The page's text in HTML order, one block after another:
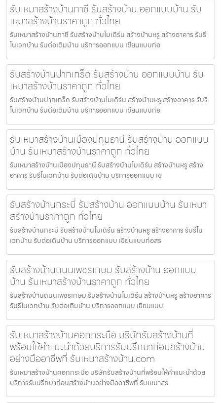
รับเหมาสร้างบ้านภาชี รับสร้างบ้าน ออกแบบบ้าน รับ
เหมาสร้างบ้านราคาถูก ทั่วไทย
รับเหมาสร้างบ้านภาชี รับสร้างบ้านโมเดิร์น สร้างบ้านหรู สร้างอาคาร รับรี
โนเวทบ้าน รับต่อเติมบ้าน บริการออกแบบ เขียนแบบก่อ
รับสร้างบ้านปากเกร็ด รับสร้างบ้าน ออกแบบบ้าน รับ
เหมาสร้างบ้านราคาถูก ทั่วไทย
รับสร้างบ้านปากเกร็ด รับสร้างบ้านโมเดิร์น สร้างบ้านหรู สร้างอาคาร รับรี
โนเวทบ้าน รับต่อเติมบ้าน บริการออกแบบ เขียนแบบก่อ
รับเหมาสร้างบ้านเมืองปทุมธานี รับสร้างบ้าน ออกแบบ
บ้าน รับเหมาสร้างบ้านราคาถูก ทั่วไทย
รับเหมาสร้างบ้านเมืองปทุมธานี รับสร้างบ้านโมเดิร์น สร้างบ้านหรู สร้าง
อาคาร รับรีโนเวทบ้าน รับต่อเติมบ้าน บริการออกแบบ เข
รับสร้างบ้านกระบี่ รับสร้างบ้าน ออกแบบบ้าน รับเหมา
สร้างบ้านราคาถูก ทั่วไทย
รับสร้างบ้านกระบี่ รับสร้างบ้านโมเดิร์น สร้างบ้านหรู สร้างอาคาร รับรีโน
เวทบ้าน รับต่อเติมบ้าน บริการออกแบบ เขียนแบบก่อสร
รับสร้างบ้านถนนเพชรเกษม รับสร้างบ้าน ออกแบบ
บ้าน รับเหมาสร้างบ้านราคาถูก ทั่วไทย
รับสร้างบ้านถนนเพชรเกษม รับสร้างบ้านโมเดิร์น สร้างบ้านหรู สร้างอาคาร
รับรีโนเวทบ้าน รับต่อเติมบ้าน บริการออกแบบ เขียนแบบ
รับเหมาสร้างบ้านคอกกระบือ บริษัทรับสร้างบ้านที่
พร้อมให้คำแนะนำด้วยบริการรับปรึกษาก่อนสร้างบ้าน
อย่างมืออาชีพที่ รับเหมาสร้างบ้าน.com
รับเหมาสร้างบ้านคอกกระบือ บริษัทรับสร้างบ้านที่พร้อมให้คำแนะนำด้วย
บริการรับปรึกษาก่อนสร้างบ้านอย่างมืออาชีพที่ รับเหมาสร